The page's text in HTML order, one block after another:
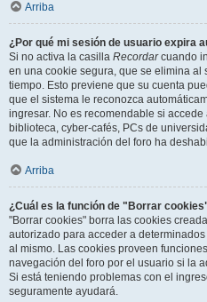
Arriba
¿Por qué mi sesión de usuario expira
Si no activa la casilla Recordarcuando
en una cookie segura, que se elimina
tiempo. Esto previene que su cuenta
que el sistema le reconozca
ingresar. No es recomendable si
biblioteca, cyber-cafés, PCs de
que la administración del foro ha
Arriba
¿Cuál es la función de "Borrar
"Borrar cookies" borra las cookies
autorizado para acceder a
al mismo. Las cookies proveen
navegación del foro por el usuario si la
Si está teniendo problemas con el
seguramente ayudará.